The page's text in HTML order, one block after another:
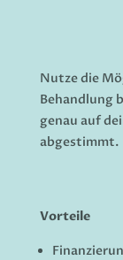
Nutze die
Behandlung
genau auf
abgestimmt.
Vorteile